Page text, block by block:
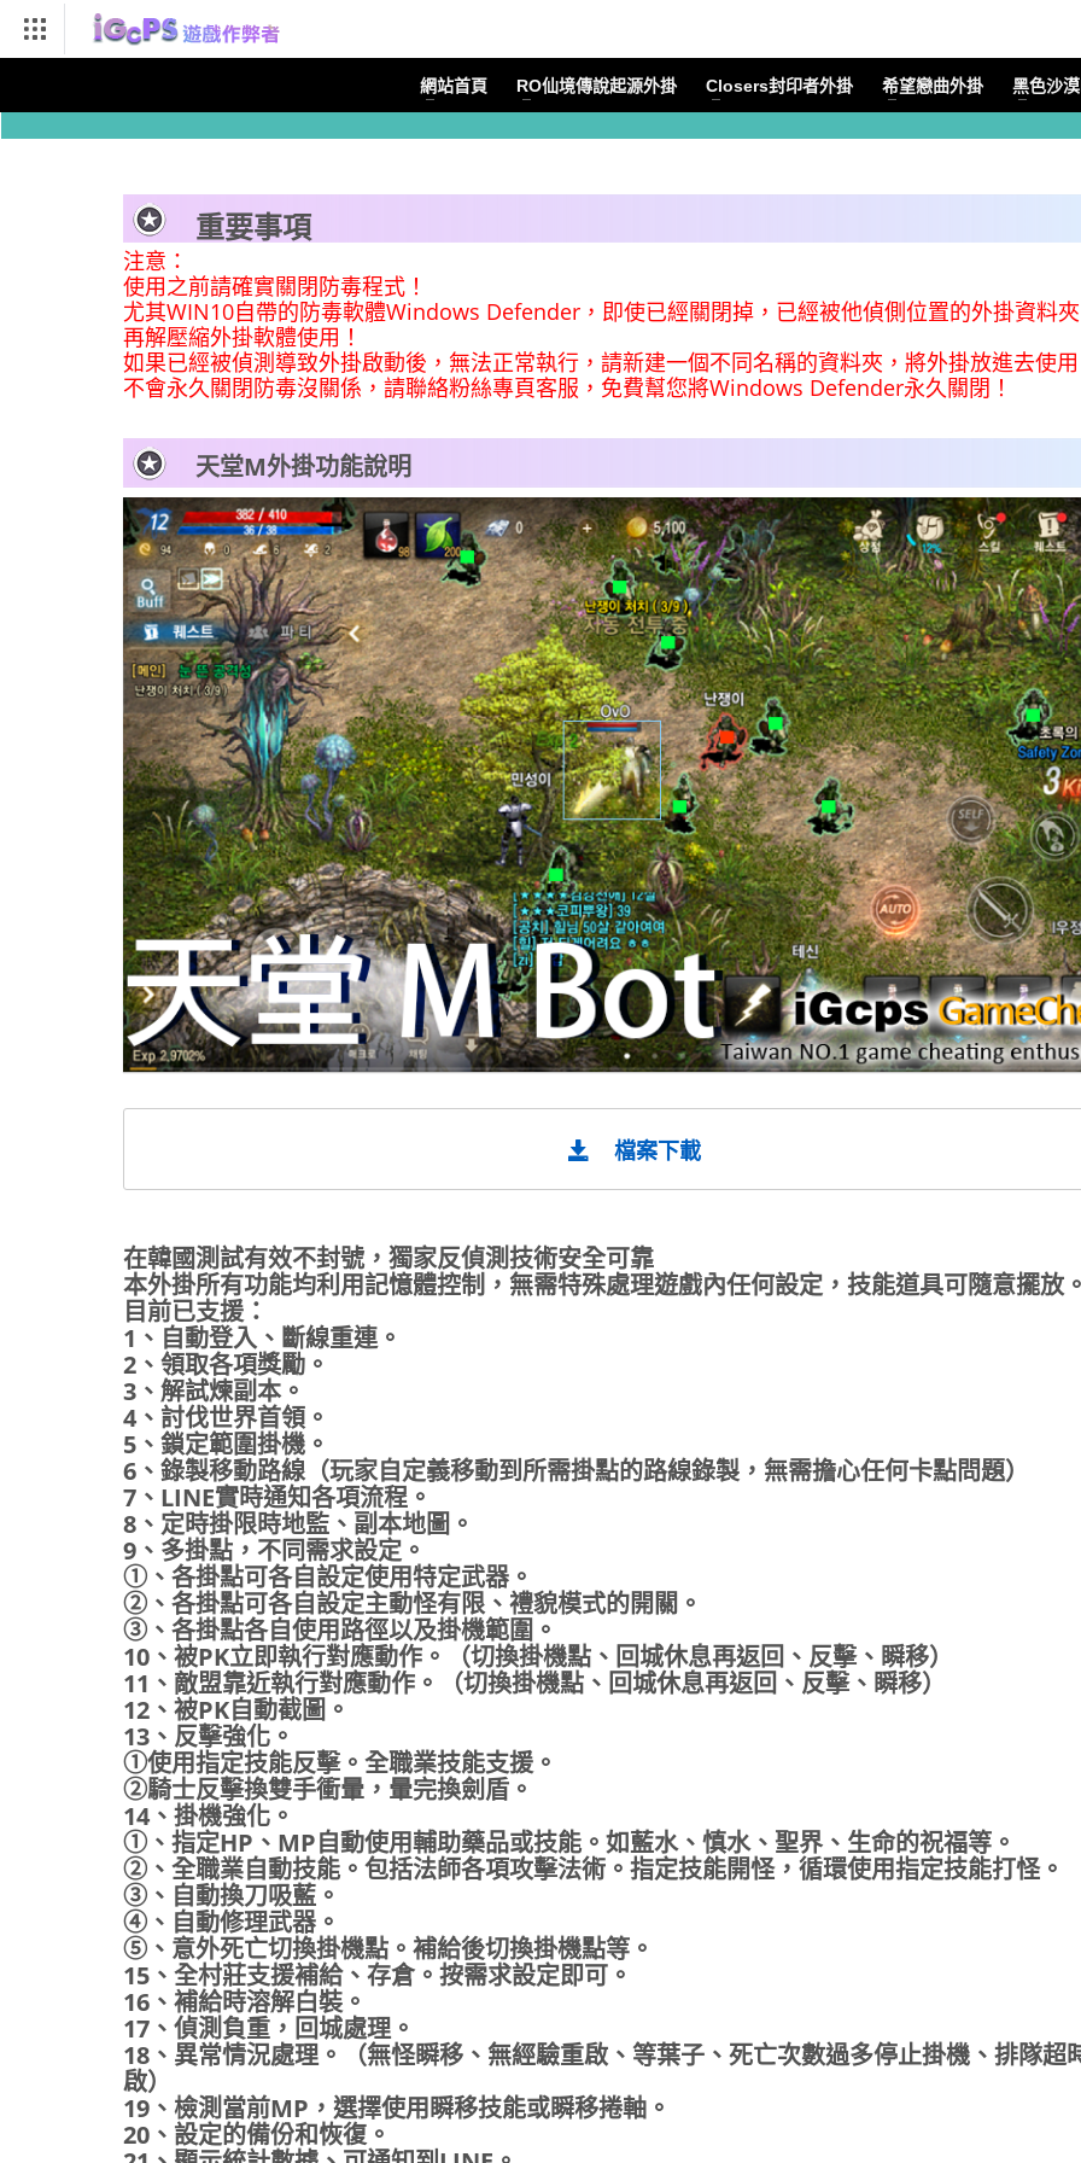
網站首頁 RO仙境傳說起源外掛 Closers封印者外掛 希望戀曲外掛 黑色沙
重要事項
注意：
使用之前請確實關閉防毒程式！
尤其WIN10自帶的防毒軟體Windows Defender，即使已經關閉掉，已經被他偵側位置的外掛資料
再解壓縮外掛軟體使用！
如果已經被偵測導致外掛啟動後，無法正常執行，請新建一個不同名稱的資料夾，將外掛放進去使
不會永久關閉防毒沒關係，請聯絡粉絲專頁客服，免費幫您將Windows Defender永久關閉！
天堂M外掛功能說明
檔案下載
在韓國測試有效不封號，獨家反偵測技術安全可靠
本外掛所有功能均利用記憶體控制，無需特殊處理遊戲內任何設定，技能道具可隨意擺放
目前已支援：
1、自動登入、斷線重連。
2、領取各項獎勵。
3、解試煉副本。
4、討伐世界首領。
5、鎖定範圍掛機。
6、錄製移動路線（玩家自定義移動到所需掛點的路線錄製，無需擔心任何卡點問題）
7、LINE實時通知各項流程。
8、定時掛限時地監、副本地圖。
9、多掛點，不同需求設定。
①、各掛點可各自設定使用特定武器。
②、各掛點可各自設定主動怪有限、禮貌模式的開關。
③、各掛點各自使用路徑以及掛機範圍。
10、被PK立即執行對應動作。（切換掛機點、回城休息再返回、反擊、瞬移）
11、敵盟靠近執行對應動作。（切換掛機點、回城休息再返回、反擊、瞬移）
12、被PK自動截圖。
13、反擊強化。
①使用指定技能反擊。全職業技能支援。
②騎士反擊換雙手衝暈，暈完換劍盾。
14、掛機強化。
①、指定HP、MP自動使用輔助藥品或技能。如藍水、慎水、聖界、生命的祝福等。
②、全職業自動技能。包括法師各項攻擊法術。指定技能開怪，循環使用指定技能打怪。
③、自動換刀吸藍。
④、自動修理武器。
⑤、意外死亡切換掛機點。補給後切換掛機點等。
15、全村莊支援補給、存倉。按需求設定即可。
16、補給時溶解白裝。
17、偵測負重，回城處理。
18、異常情況處理。（無怪瞬移、無經驗重啟、等葉子、死亡次數過多停止掛機、排隊超
啟）
19、檢測當前MP，選擇使用瞬移技能或瞬移捲軸。
20、設定的備份和恢復。